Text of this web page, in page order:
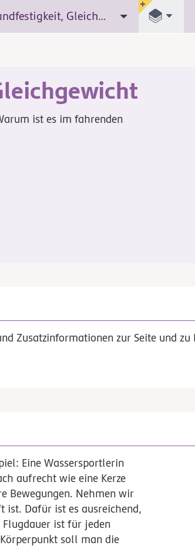
ist es im fahrenden
Zusatzinformationen zur Seite und zu
Eine Wassersportlerin
aufrecht wie eine Kerze
Bewegungen. Nehmen wir
ist. Dafür ist es ausreichend,
Flugdauer ist für jeden
soll man die
34. Schwerpunkt, Standfestigkeit, Gleichgewicht